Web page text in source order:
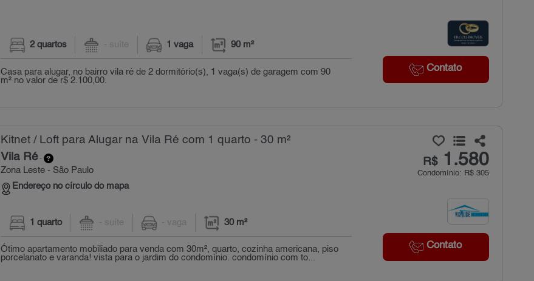
Contato
2 quartos - suíte 1 vaga 90 m²
Casa para alugar, no bairro vila ré de 2 dormitório(s), 1 vaga(s) de garagem com 90
m² no valor de r$ 2.100,00.
Kitnet / Loft para Alugar na Vila Ré com 1 quarto - 30 m²
Vila Ré-
Zona Leste - São Paulo
Endereço no círculo do mapa
R$1.580
Condomínio: R$ 305
Contato
1 quarto - suíte - vaga 30 m²
Ótimo apartamento mobiliado para venda com 30m², quarto, cozinha americana, piso
porcelanato e varanda! vista para o jardim do condomínio. condomínio com to...